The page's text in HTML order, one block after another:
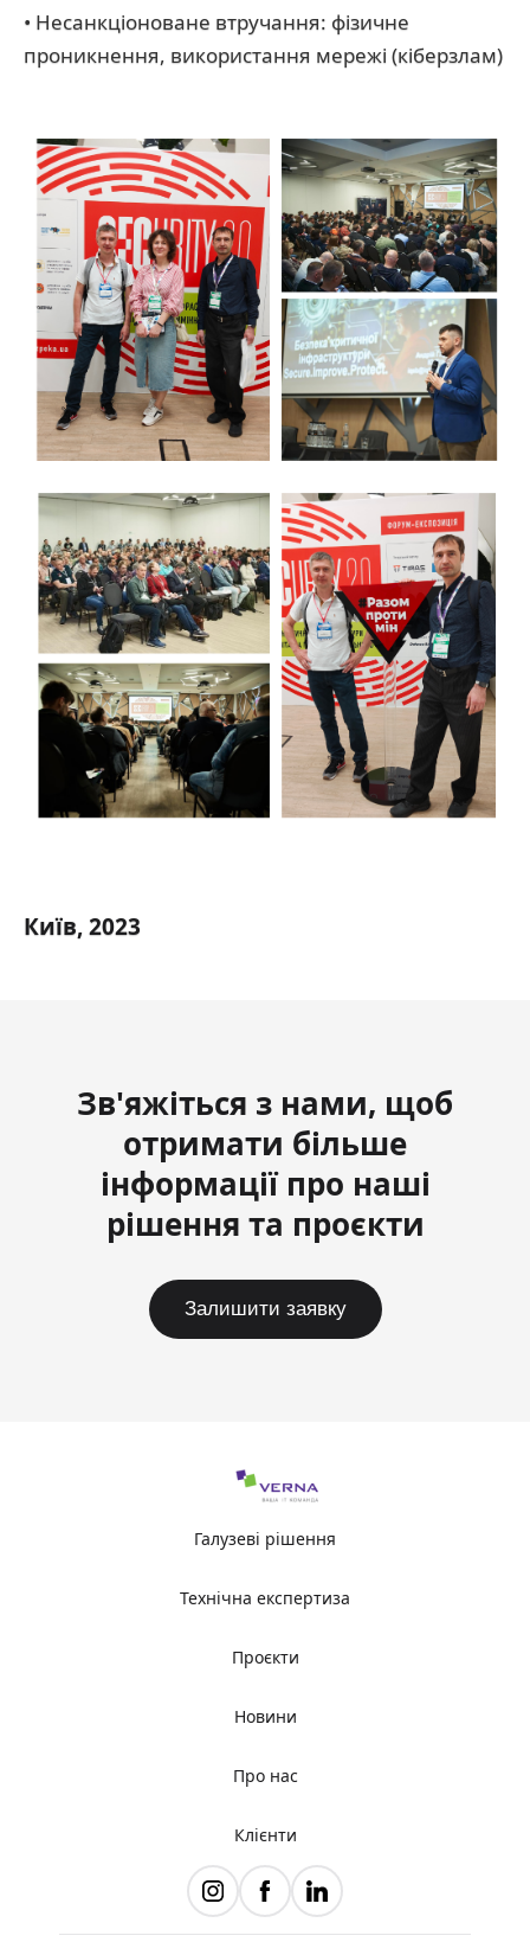
• Несанкціоноване втручання: фізичне
проникнення, використання мережі (кіберзлам)
Київ, 2023
Зв'яжіться з нами, щоб
отримати більше
інформації про наші
рішення та проєкти
Залишити заявку
Галузеві рішення
Технічна експертиза
Проєкти
Новини
Про нас
Клієнти